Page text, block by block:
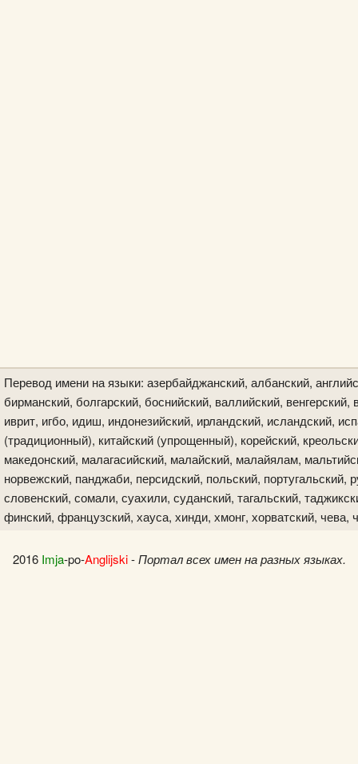
Перевод имени на языки: азербайджанский, албанский,
бирманский, болгарский, боснийский, валлийский, венгерский,
иврит, игбо, идиш, индонезийский, ирландский, исландский,
(традиционный), китайский (упрощенный), корейский,
македонский, малагасийский, малайский, малайялам,
норвежский, панджаби, персидский, польский, португальский,
словенский, сомали, суахили, суданский, тагальский,
финский, французский, хауса, хинди, хмонг, хорватский,
2016 Imja-po-Anglijski-Портал всех имен на разных языках.